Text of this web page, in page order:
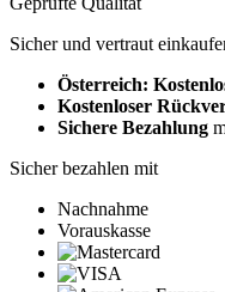
Sicher und vertraut
Österreich:
Kostenloser
Sichere Bezahlung
Sicher bezahlen mit
Nachnahme
Vorauskasse